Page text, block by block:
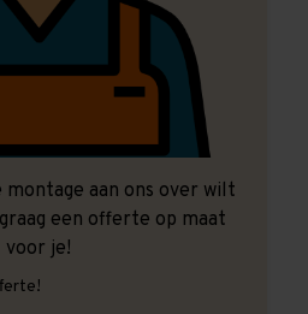
montage aan ons over wilt
een offerte op maat
voor je!